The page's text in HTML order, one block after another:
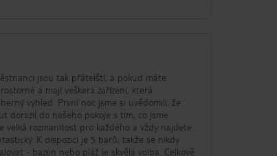
jsou tak přátelští, a pokud máte
výhled. První noc jsme si uvědomili, že
dorazil do našeho pokoje s tím, co jsme
bazén nebo pláž je skvělá volba. Celkově